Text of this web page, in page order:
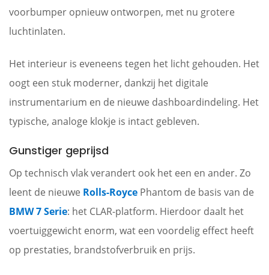
voorbumper opnieuw ontworpen, met nu grotere
luchtinlaten.
Het interieur is eveneens tegen het licht gehouden. Het
oogt een stuk moderner, dankzij het digitale
instrumentarium en de nieuwe dashboardindeling. Het
typische, analoge klokje is intact gebleven.
Gunstiger geprijsd
Op technisch vlak verandert ook het een en ander. Zo
leent de nieuwe Rolls-Royce Phantom de basis van de
BMW 7 Serie: het CLAR-platform. Hierdoor daalt het
voertuiggewicht enorm, wat een voordelig effect heeft
op prestaties, brandstofverbruik en prijs.